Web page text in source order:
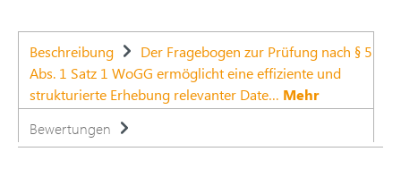
Beschreibung
Der Fragebogen zur Prüfung nach § 5
Abs. 1 Satz 1 WoGG ermöglicht eine effiziente und
strukturierte Erhebung relevanter Date… Mehr
Bewertungen